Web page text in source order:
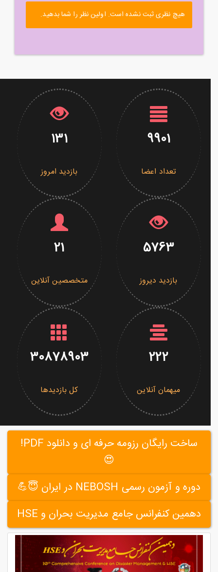
هیچ نظری ثبت نشده است. اولین نظر را شما بدهید.
9901
تعداد اعضا
131
بازدید امروز
5763
بازدید دیروز
21
متخصصین آنلاین
222
میهمان آنلاین
30878903
کل بازدیدها
ساخت رایگان رزومه حرفه ای و دانلود PDF!
😍
دوره و آزمون رسمی NEBOSH در ایران 😇💪
دهمین کنفرانس جامع مدیریت بحران و HSE